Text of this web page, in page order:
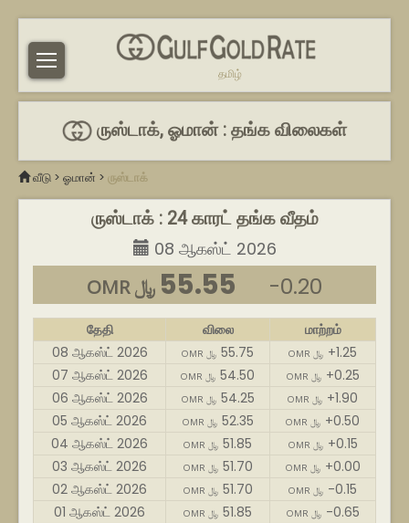
தமிழ்
ருஸ்டாக், ஓமான் : தங்க விலைகள்
வீடு > ஓமான் > ருஸ்டாக்
ருஸ்டாக் : 24 காரட் தங்க வீதம்
08 ஆகஸ்ட் 2026
OMR ﷼ 55.55 -0.20
தேதி விலை
மாற்றம்
08 ஆகஸ்ட் 2026
OMR ﷼ 55.75 OMR ﷼ +1.25
07 ஆகஸ்ட் 2026
OMR ﷼ 54.50 OMR ﷼ +0.25
06 ஆகஸ்ட் 2026
OMR ﷼ 54.25 OMR ﷼ +1.90
05 ஆகஸ்ட் 2026
OMR ﷼ 52.35 OMR ﷼ +0.50
04 ஆகஸ்ட் 2026
OMR ﷼ 51.85 OMR ﷼ +0.15
03 ஆகஸ்ட் 2026
OMR ﷼ 51.70 OMR ﷼ +0.00
02 ஆகஸ்ட் 2026
OMR ﷼ 51.70 OMR ﷼ -0.15
01 ஆகஸ்ட் 2026
OMR ﷼ 51.85 OMR ﷼ -0.65